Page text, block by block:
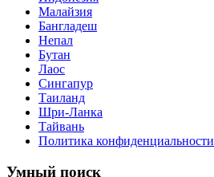
Малайзия
Бангладеш
Непал
Бутан
Лаос
Сингапур
Таиланд
Шри-Ланка
Тайвань
Политика конфиденциальности
Умный поиск